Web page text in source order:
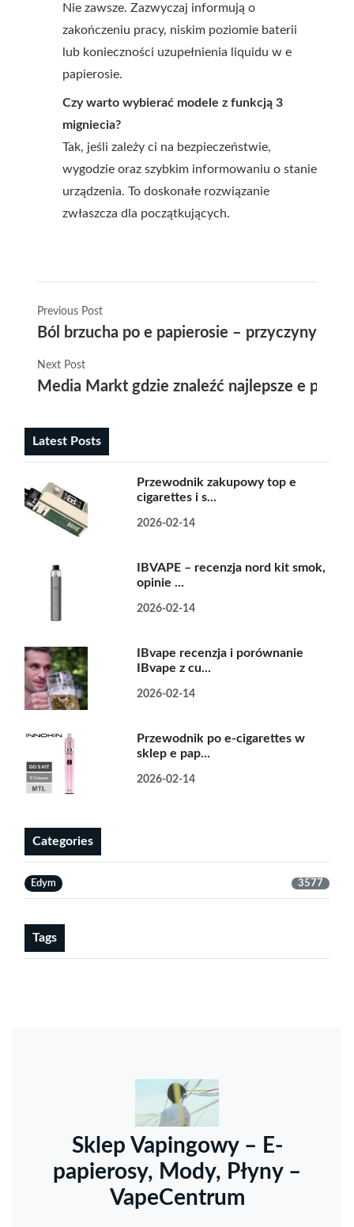
Nie zawsze. Zazwyczaj informują o
zakończeniu pracy, niskim poziomie baterii
lub konieczności uzupełnienia liquidu w e
papierosie.
Czy warto wybierać modele z funkcją 3
migniecia?
Tak, jeśli zależy ci na bezpieczeństwie,
wygodzie oraz szybkim informowaniu o stanie
urządzenia. To doskonałe rozwiązanie
zwłaszcza dla początkujących.
Previous Post
Ból brzucha po e papierosie – przyczyny i
Next Post
Media Markt gdzie znaleźć najlepsze e
Latest Posts
Przewodnik zakupowy top e
cigarettes i s...
2026-02-14
IBVAPE – recenzja nord kit smok,
opinie ...
2026-02-14
IBvape recenzja i porównanie
IBvape z cu...
2026-02-14
Przewodnik po e-cigarettes w
sklep e pap...
2026-02-14
Categories
Edym 3577
Tags
Sklep Vapingowy – E-
papierosy, Mody, Płyny –
VapeCentrum